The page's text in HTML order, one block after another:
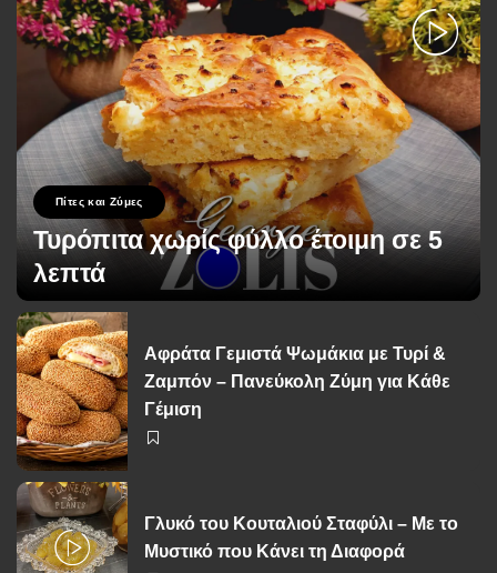
Πίτες και Ζύμες
Τυρόπιτα χωρίς φύλλο έτοιμη σε 5
λεπτά
Posted
by
George Zolis 13 Σεπτεμβρίου 2023
Αφράτα Γεμιστά Ψωμάκια με Τυρί &
Ζαμπόν – Πανεύκολη Ζύμη για Κάθε
Γέμιση
Γλυκό του Κουταλιού Σταφύλι – Με το
Μυστικό που Κάνει τη Διαφορά